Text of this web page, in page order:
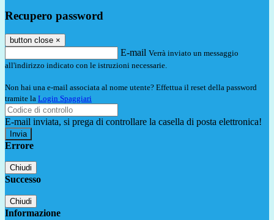
Recupero password
button close ×
E-mail Verrà inviato un messaggio
all'indirizzo indicato con le istruzioni necessarie.
Non hai una e-mail associata al nome utente? Effettua il reset della password
tramite la Login Spaggiari
E-mail inviata, si prega di controllare la casella di posta elettronica!
Errore
Chiudi
Successo
Chiudi
Informazione